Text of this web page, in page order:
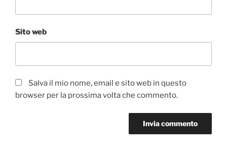
Sito web
Salva il mio nome, email e sito web in questo
browser per la prossima volta che commento.